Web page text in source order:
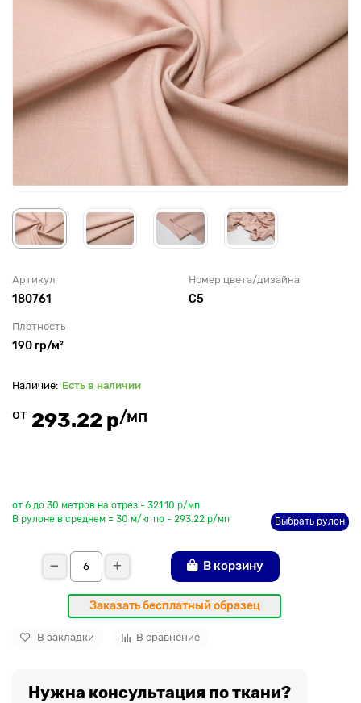
Артикул
180761
Номер цвета/дизайна
С5
Плотность
190 гр/м²
Есть в наличии
от 293.22 р/мп
от 6 до 30 метров на отрез - 321.10 р/мп
В рулоне в среднем = 30 м/кг по - 293.22 р/мп
Выбрать рулон
В корзину
Заказать бесплатный образец
В закладки В сравнение
Нужна консультация по ткани?